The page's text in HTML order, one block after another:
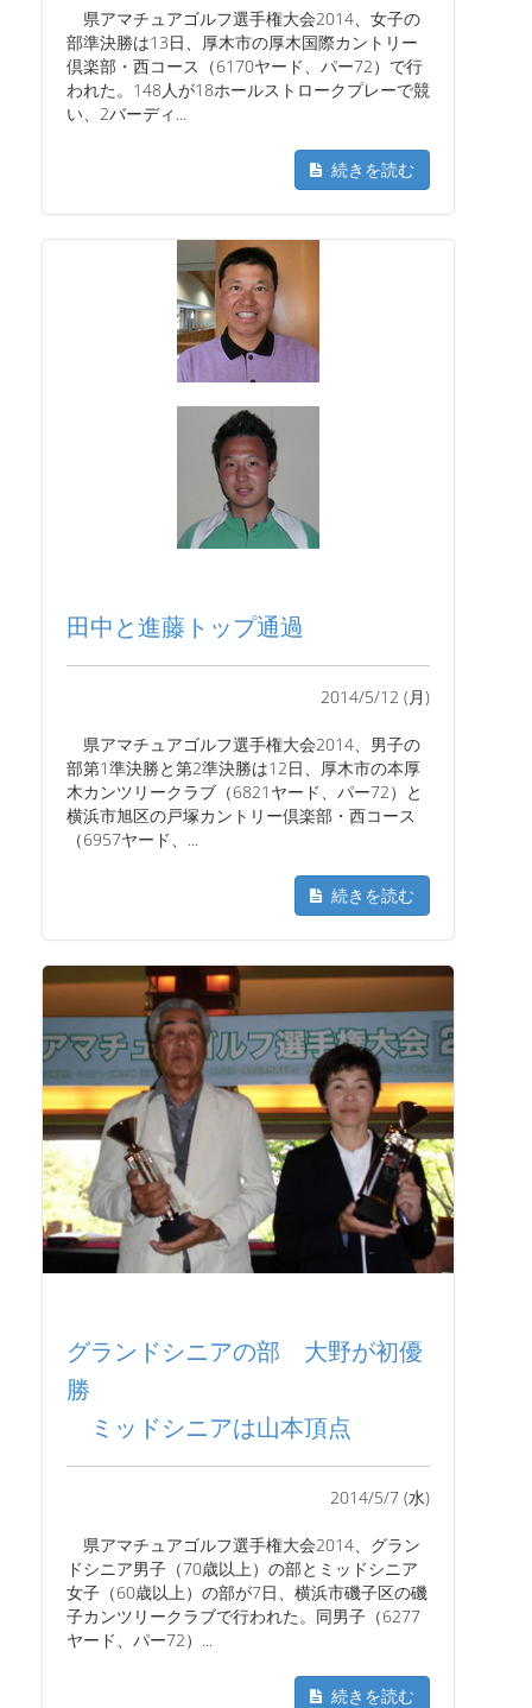
県アマチュアゴルフ選手権大会2014、女子の
部準決勝は13日、厚木市の厚木国際カントリー
倶楽部・西コース（6170ヤード、パー72）で行
われた。148人が18ホールストロークプレーで競
い、2バーディ...
続きを読む
田中と進藤トップ通過
2014/5/12 (月)
県アマチュアゴルフ選手権大会2014、男子の
部第1準決勝と第2準決勝は12日、厚木市の本厚
木カンツリークラブ（6821ヤード、パー72）と
横浜市旭区の戸塚カントリー倶楽部・西コース
（6957ヤード、...
続きを読む
グランドシニアの部 大野が初優
勝
ミッドシニアは山本頂点
2014/5/7 (水)
県アマチュアゴルフ選手権大会2014、グラン
ドシニア男子（70歳以上）の部とミッドシニア
女子（60歳以上）の部が7日、横浜市磯子区の磯
子カンツリークラブで行われた。同男子（6277
ヤード、パー72）...
続きを読む